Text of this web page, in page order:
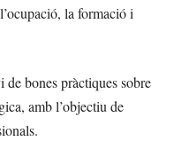
la formació i
de bones pràctiques sobre
amb l’objectiu de